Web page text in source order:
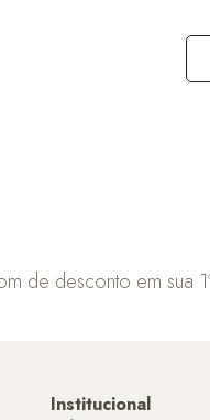
de desconto em sua
Institucional